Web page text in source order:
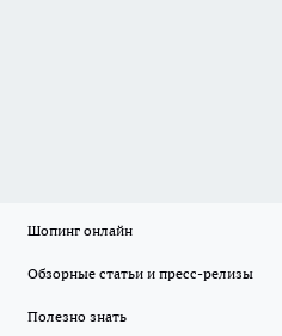
Шопинг онлайн
Обзорные статьи и пресс-релизы
Полезно знать